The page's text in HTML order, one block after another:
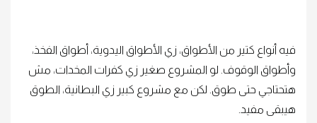
فيه أنواع كتير من الأطواق، زي الأطواق اليدوية، أطواق الفخذ،
وأطواق الوقوف. لو المشروع صغير زي كفرات المخدات، مش
هتحتاجي حتى طوق. لكن مع مشروع كبير زي البطانية، الطوق
هيبقى مفيد.